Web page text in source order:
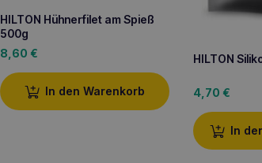
HILTON Hühnerfilet am Spieß
500g
8,60 €
In den Warenkorb
HILTON
4,70 €
In